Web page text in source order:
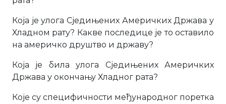
Која је улога Сједињених Америчких Држава у
Хладном рату? Какве последице је то оставило
на америчко друштво и државу?
Која је била улога Сједињених Америчких
Држава у окончању Хладног рата?
Које су специфичности међународног поретка